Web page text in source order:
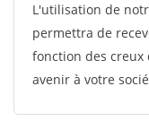
L'utilisation de
permettra de
fonction des creux
avenir à votre